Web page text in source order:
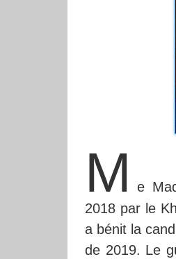
M
e
2018 par le
a bénit la
de 2019. Le